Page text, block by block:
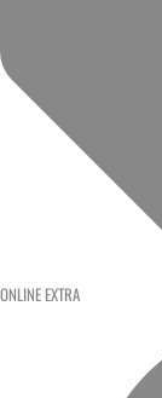
ONLINE EXTRA